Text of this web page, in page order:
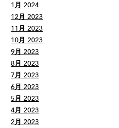
1月 2024
12月 2023
11月 2023
10月 2023
9月 2023
8月 2023
7月 2023
6月 2023
5月 2023
4月 2023
2月 2023